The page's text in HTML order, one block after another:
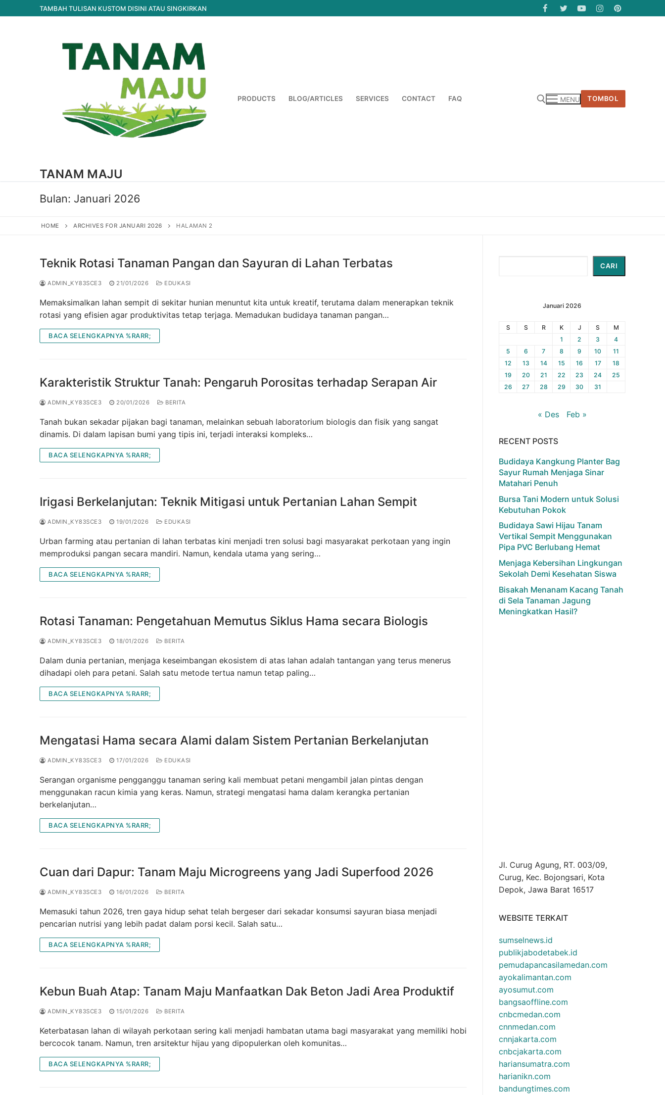
ke
TAMBAH TULISAN KUSTOM DISINI ATAU SINGKIRKAN
TANAM MAJU
PRODUCTS BLOG/ARTICLES SERVICES CONTACT FAQ MENU TOMBOL
Bulan: Januari 2026
HOME ARCHIVES FOR JANUARI 2026 HALAMAN 2
Teknik Rotasi Tanaman Pangan dan Sayuran di Lahan Terbatas
ADMIN_KY83SCE3 21/01/2026 EDUKASI
Memaksimalkan lahan sempit di sekitar hunian menuntut kita untuk kreatif, terutama dalam menerapkan teknik
rotasi yang efisien agar produktivitas tetap terjaga. Memadukan budidaya tanaman pangan…
BACA SELENGKAPNYA %RARR;
Karakteristik Struktur Tanah: Pengaruh Porositas terhadap Serapan Air
ADMIN_KY83SCE3 20/01/2026 BERITA
Tanah bukan sekadar pijakan bagi tanaman, melainkan sebuah laboratorium biologis dan fisik yang sangat
dinamis. Di dalam lapisan bumi yang tipis ini, terjadi interaksi kompleks…
BACA SELENGKAPNYA %RARR;
Irigasi Berkelanjutan: Teknik Mitigasi untuk Pertanian Lahan Sempit
ADMIN_KY83SCE3 19/01/2026 EDUKASI
Urban farming atau pertanian di lahan terbatas kini menjadi tren solusi bagi masyarakat perkotaan yang ingin
memproduksi pangan secara mandiri. Namun, kendala utama yang sering…
BACA SELENGKAPNYA %RARR;
Rotasi Tanaman: Pengetahuan Memutus Siklus Hama secara Biologis
ADMIN_KY83SCE3 18/01/2026 BERITA
Dalam dunia pertanian, menjaga keseimbangan ekosistem di atas lahan adalah tantangan yang terus menerus
dihadapi oleh para petani. Salah satu metode tertua namun tetap paling…
BACA SELENGKAPNYA %RARR;
Mengatasi Hama secara Alami dalam Sistem Pertanian Berkelanjutan
ADMIN_KY83SCE3 17/01/2026 EDUKASI
Serangan organisme pengganggu tanaman sering kali membuat petani mengambil jalan pintas dengan
menggunakan racun kimia yang keras. Namun, strategi mengatasi hama dalam kerangka pertanian
berkelanjutan…
BACA SELENGKAPNYA %RARR;
Cuan dari Dapur: Tanam Maju Microgreens yang Jadi Superfood 2026
ADMIN_KY83SCE3 16/01/2026 BERITA
Memasuki tahun 2026, tren gaya hidup sehat telah bergeser dari sekadar konsumsi sayuran biasa menjadi
pencarian nutrisi yang lebih padat dalam porsi kecil. Salah satu…
BACA SELENGKAPNYA %RARR;
Kebun Buah Atap: Tanam Maju Manfaatkan Dak Beton Jadi Area Produktif
ADMIN_KY83SCE3 15/01/2026 BERITA
Keterbatasan lahan di wilayah perkotaan sering kali menjadi hambatan utama bagi masyarakat yang memiliki hobi
bercocok tanam. Namun, tren arsitektur hijau yang dipopulerkan oleh komunitas…
BACA SELENGKAPNYA %RARR;
CARI
Januari 2026
S S R K J S
M
1
2 3
4
5
6 7 8 9 10
11
12
13 14 15 16 17
18
19
20 21 22 23 24
25
26
27 28 29 30 31
« Des Feb »
RECENT POSTS
Budidaya Kangkung Planter Bag
Sayur Rumah Menjaga Sinar
Matahari Penuh
Bursa Tani Modern untuk Solusi
Kebutuhan Pokok
Budidaya Sawi Hijau Tanam
Vertikal Sempit Menggunakan
Pipa PVC Berlubang Hemat
Menjaga Kebersihan Lingkungan
Sekolah Demi Kesehatan Siswa
Bisakah Menanam Kacang Tanah
di Sela Tanaman Jagung
Meningkatkan Hasil?
Jl. Curug Agung, RT. 003/09,
Curug, Kec. Bojongsari, Kota
Depok, Jawa Barat 16517
WEBSITE TERKAIT
sumselnews.id
publikjabodetabek.id
pemudapancasilamedan.com
ayokalimantan.com
ayosumut.com
bangsaoffline.com
cnbcmedan.com
cnnmedan.com
cnnjakarta.com
cnbcjakarta.com
hariansumatra.com
harianikn.com
bandungtimes.com